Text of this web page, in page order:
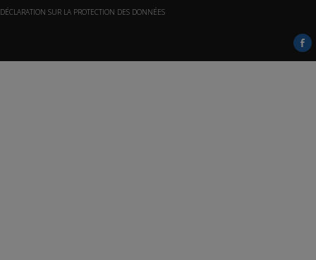
DÉCLARATION SUR LA PROTECTION DES DONNÉES